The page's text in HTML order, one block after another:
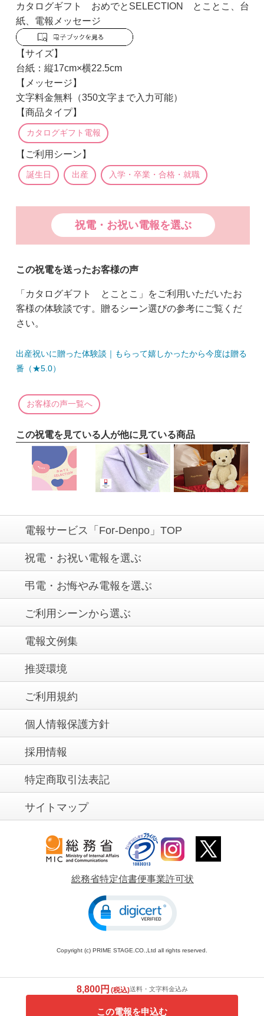
カタログギフト おめでとSELECTION とことこ、台
紙、電報メッセージ
【サイズ】
台紙：縦17cm×横22.5cm
【メッセージ】
文字料金無料（350文字まで入力可能）
【商品タイプ】
カタログギフト電報
【ご利用シーン】
誕生日 出産 入学・卒業・合格・就職
祝電・お祝い電報を選ぶ
この祝電を送ったお客様の声
「カタログギフト とことこ」をご利用いただいたお
客様の体験談です。贈るシーン選びの参考にご覧くだ
さい。
出産祝いに贈った体験談｜もらって嬉しかったから今度は贈る
番（★5.0）
お客様の声一覧へ
この祝電を見ている人が他に見ている商品
電報サービス「For-Denpo」TOP
祝電・お祝い電報を選ぶ
弔電・お悔やみ電報を選ぶ
ご利用シーンから選ぶ
電報文例集
推奨環境
ご利用規約
個人情報保護方針
採用情報
特定商取引法表記
サイトマップ
総務省特定信書便事業許可状
Copyright (c) PRIME STAGE.CO.,Ltd all rights reserved.
8,800円 (税込)送料・文字料金込み
この電報を申込む